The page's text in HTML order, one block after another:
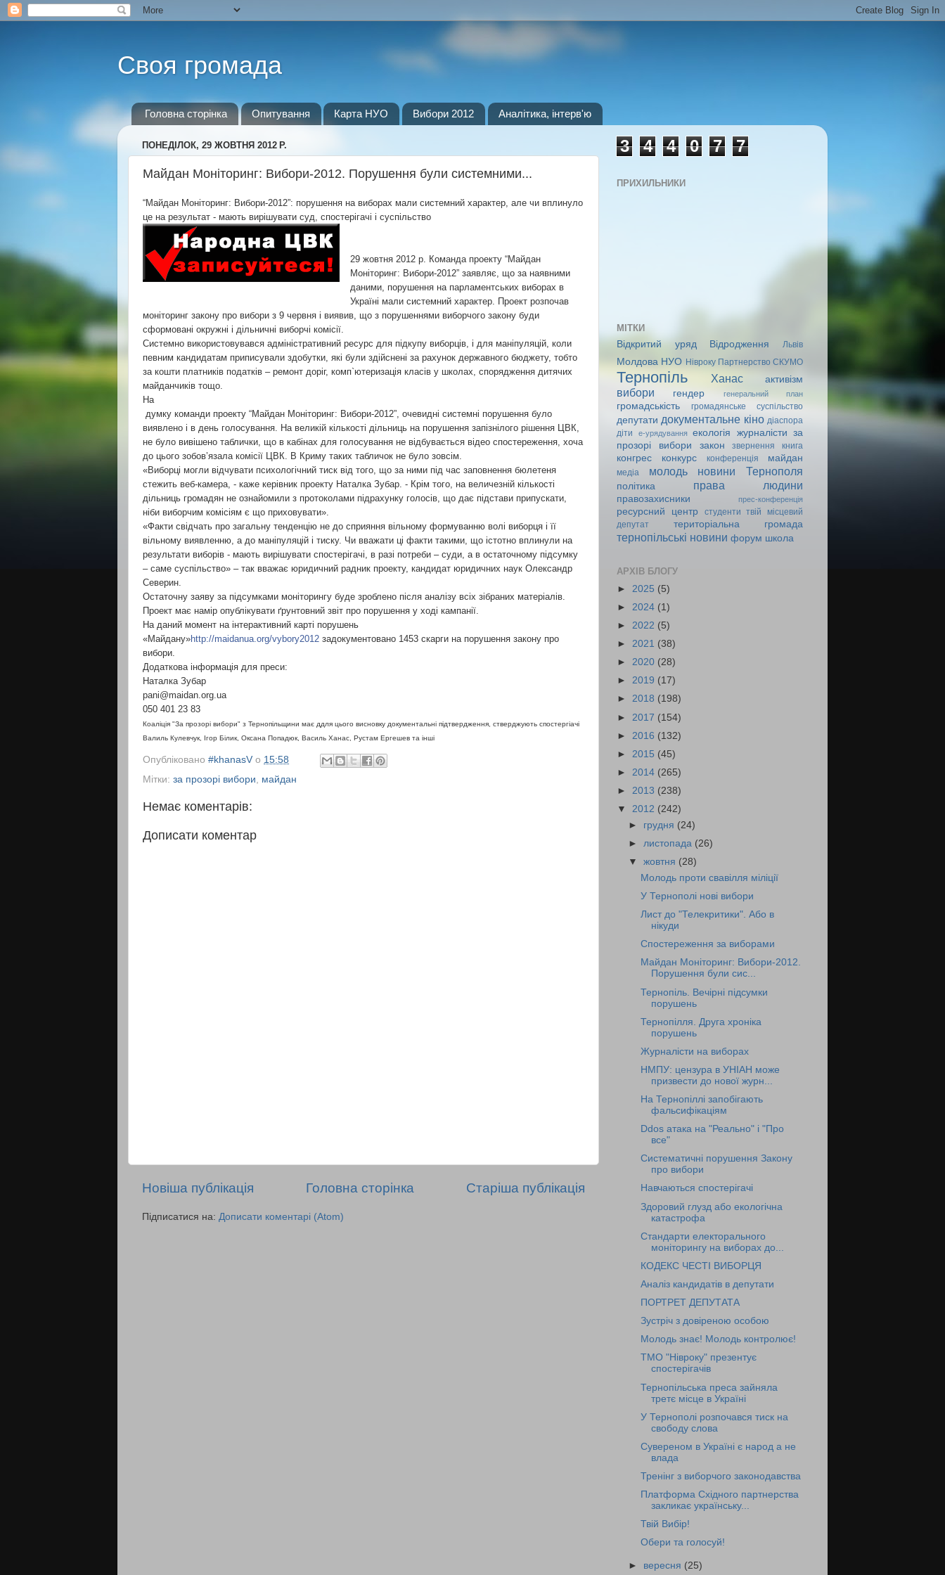
Своя громада
Головна сторінка Опитування Карта НУО Вибори 2012 Аналітика, інтерв'ю
ПОНЕДІЛОК, 29 ЖОВТНЯ 2012 Р.
Майдан Моніторинг: Вибори-2012. Порушення були системними...
“Майдан Моніторинг: Вибори-2012”: порушення на виборах мали системний характер, але чи вплинуло
це на результат - мають вирішувати суд, спостерігачі і суспільство
29 жовтня 2012 р. Команда проекту “Майдан
Моніторинг: Вибори-2012” заявляє, що за наявними
даними, порушення на парламентських виборах в
Україні мали системний характер. Проект розпочав
моніторинг закону про вибори з 9 червня і виявив, що з порушеннями виборчого закону буди
сформовані окружні і дільничні виборчі комісії.
Системно використовувався адміністративний ресурс для підкупу виборців, і для маніпуляцій, коли
певним кандидатам приписували здобутки, які були здійснені за рахунок державного бюджету, тобто
за кошти платників податків – ремонт доріг, комп`ютеризація класів у школах, спорядження дитячих
майданчиків тощо.
На
думку команди проекту “Майдан Моніторинг: Вибори-2012”, очевидні системні порушення було
виявлено і в день голосування. На великій кількості дільниць на порушення запізнілого рішення ЦВК,
не було вивішено таблички, що в кабінах для голосування не відбувається відео спостереження, хоча
до цього зобов’язала комісії ЦВК. В Криму таких табличок не було зовсім.
«Виборці могли відчувати психологічний тиск від того, що за ними під час заповнення бюлетеня
стежить веб-камера, - каже керівник проекту Наталка Зубар. - Крім того, на величезній кількості
дільниць громадян не ознайомили з протоколами підрахунку голосів, що дає підстави припускати,
ніби виборчим комісіям є що приховувати».
«Факти свідчать про загальну тенденцію не до сприяння вільному формуванню волі виборця і її
вільному виявленню, а до маніпуляцій і тиску. Чи вважати ці факти такими, що істотно вплинули на
результати виборів - мають вирішувати спостерігачі, в разі потреби – суди, а в остаточному підсумку
– саме суспільство» – так вважає юридичний радник проекту, кандидат юридичних наук Олександр
Северин.
Остаточну заяву за підсумками моніторингу буде зроблено після аналізу всіх зібраних матеріалів.
Проект має намір опублікувати ґрунтовний звіт про порушення у ході кампанії.
На даний момент на інтерактивний карті порушень
«Майдану»http://maidanua.org/vybory2012 задокументовано 1453 скарги на порушення закону про
вибори.
Додаткова інформація для преси:
Наталка Зубар
pani@maidan.org.ua
050 401 23 83
Коаліція "За прозорі вибори" з Тернопільщини має ддля цього висновку документальні підтвердження, стверджують спостергіачі
Валиль Кулевчук, Ігор Білик, Оксана Попадюк, Василь Ханас, Рустам Ергешев та інші
Опубліковано #khanasV о 15:58
Мітки: за прозорі вибори майдан
Немає коментарів:
Дописати коментар
Новіша публікація Старіша публікація
Головна сторінка
Підписатися на: Дописати коментарі (Atom)
3 4 4 0 7 7
ПРИХИЛЬНИКИ
МІТКИ
Відкритий уряд
Відродження Львів
Молдова НУО Нівроку Партнерство СКУМО
Тернопіль Ханас активізм
вибори гендер генеральний план
громадськість громадянське суспільство
депутати документальне кіно діаспора
діти
е-урядування екологія журналісти за
прозорі вибори
закон звернення книга
конгрес конкурс конференція майдан
медіа молодь новини Тернополя
політика права людини
правозахисники прес-конференція
ресурсний центр студенти твій місцевий
депутат
територіальна громада
тернопільські новини форум школа
АРХІВ БЛОГУ
► 2025 (5)
► 2024 (1)
► 2022 (5)
► 2021 (38)
► 2020 (28)
► 2019 (17)
► 2018 (198)
► 2017 (154)
► 2016 (132)
► 2015 (45)
► 2014 (265)
► 2013 (238)
▼ 2012 (242)
► грудня (24)
►листопада (26)
▼жовтня (28)
Молодь проти свавілля міліції
У Тернополі нові вибори
Лист до "Телекритики". Або в
нікуди
Cпостереження за виборами
Майдан Моніторинг: Вибори-2012.
Порушення були сис...
Тернопіль. Вечірні підсумки
порушень
Тернопілля. Друга хроніка
порушень
Журналісти на виборах
НМПУ: цензура в УНІАН може
призвести до нової журн...
На Тернопіллі запобігають
фальсифікаціям
Ddos атака на "Реально" і "Про
все"
Систематичні порушення Закону
про вибори
Навчаються спостерігачі
Здоровий глузд або екологічна
катастрофа
Стандарти електорального
моніторингу на виборах до...
КОДЕКС ЧЕСТІ ВИБОРЦЯ
Аналіз кандидатів в депутати
ПОРТРЕТ ДЕПУТАТА
Зустріч з довіреною особою
Молодь знає! Молодь контролює!
ТМО "Нівроку" презентує
спостерігачів
Тернопільська преса зайняла
третє місце в Україні
У Тернополі розпочався тиск на
свободу слова
Сувереном в Україні є народ а не
влада
Тренінг з виборчого законодавства
Платформа Східного партнерства
закликає українську...
Твій Вибір!
Обери та голосуй!
► вересня (25)